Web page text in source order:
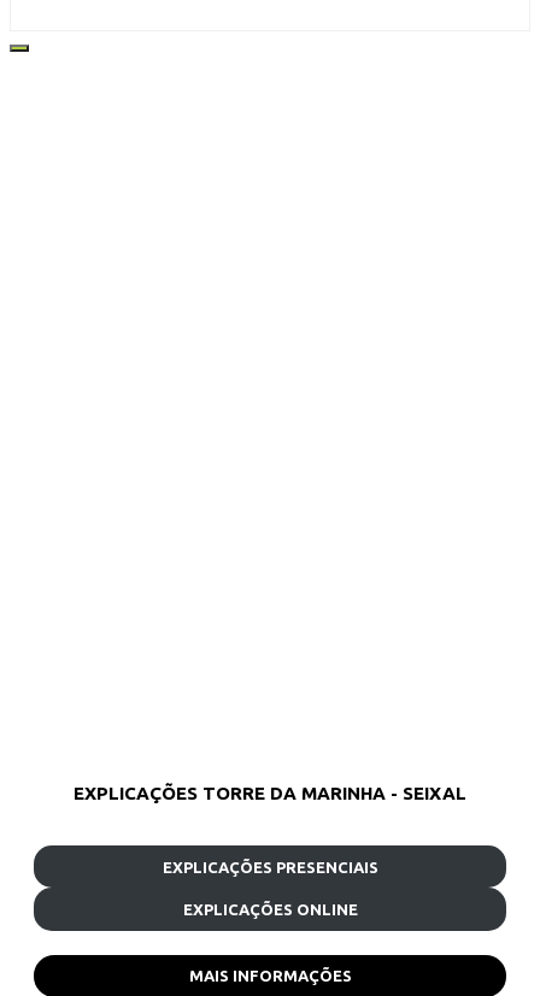
EXPLICAÇÕES TORRE DA MARINHA - SEIXAL
EXPLICAÇÕES PRESENCIAIS
EXPLICAÇÕES ONLINE
MAIS INFORMAÇÕES